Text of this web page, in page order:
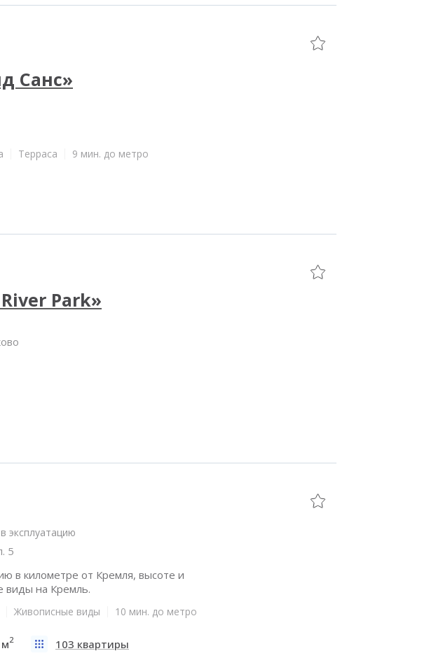
Санс»
Терраса 9 мин. до метро
Park»
эксплуатацию
5
в километре от Кремля, высоте и
виды на Кремль.
Живописные виды 10 мин. до метро
2 103 квартиры